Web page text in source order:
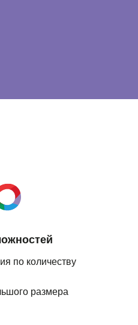
по количеству
размера